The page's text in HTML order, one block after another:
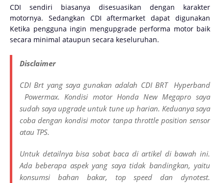
CDI sendiri biasanya disesuasikan dengan karakter
motornya. Sedangkan CDI aftermarket dapat digunakan
Ketika pengguna ingin mengupgrade performa motor baik
secara minimal ataupun secara keseluruhan.
Disclaimer
CDI Brt yang saya gunakan adalah CDI BRT Hyperband
Powermax. Kondisi motor Honda New Megapro saya
sudah saya upgrade untuk tune up harian. Keduanya saya
coba dengan kondisi motor tanpa throttle position sensor
atau TPS.
Untuk detailnya bisa sobat baca di artikel di bawah ini.
Ada beberapa aspek yang saya tidak bandingkan, yaitu
konsumsi bahan bakar, top speed dan dynotest.